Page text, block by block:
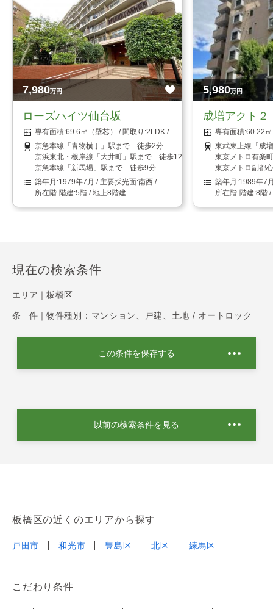
7,980万円
ローズハイツ仙台坂
69.6㎡（壁芯）
2LDK
京急本線「青物横丁」駅まで 徒歩2分
京浜東北・根岸線「大井町」駅まで 徒歩12分
京急本線「新馬場」駅まで 徒歩9分
1979年7月
南西
5階 / 地上8階建
5,980万円
成増アクト２
60.22
東武東上線「成
東京メトロ有楽
東京メトロ副都
1989年7
8階 /
現在の検索条件
エリア｜ 板橋区
条 件｜ 物件種別：マンション、戸建、土地 / オートロック
この条件を保存する
以前の検索条件を見る
板橋区の近くのエリアから探す
戸田市 和光市 豊島区 北区 練馬区
こだわり条件